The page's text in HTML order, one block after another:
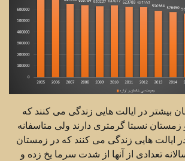
بیشتر در ایالت هایی زندگی می کنند که
نسبتا گرمتری دارند ولی متاسفانه
در ایالت هایی زندگی می کنند که در زمستان
تعدادی از آنها از شدت سرما یخ زده و